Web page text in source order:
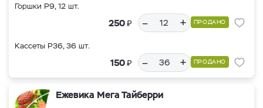
Горшки Р9, 12 шт.
250₽ – + ПРОДАНО
Кассеты Р36, 36 шт.
150₽ – + ПРОДАНО
Ежевика Мега Тайберри